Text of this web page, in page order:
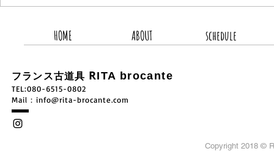
HOME ABOUT schedule
フランス古道具 RITA brocante
TEL:080-6515-0802
​Mail：info@rita-brocante.com
Copyright 2018 ©